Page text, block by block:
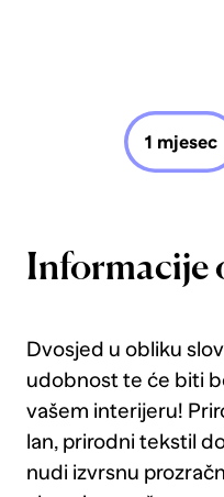
1 mjesec
Informacije
Dvosjed u obliku
udobnost te će biti
vašem interijeru!
lan, prirodni tekstil
nudi izvrsnu